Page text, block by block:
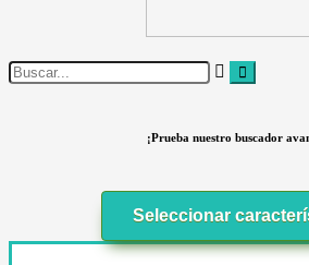
¡Prueba nuestro buscador
Seleccionar